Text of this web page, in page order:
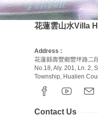
花蓮雲山水Villa
Address :
花蓮縣壽豐鄉豐坪路二
No.18, Aly. 201, Ln. 2,
Township, Hualien
Contact Us